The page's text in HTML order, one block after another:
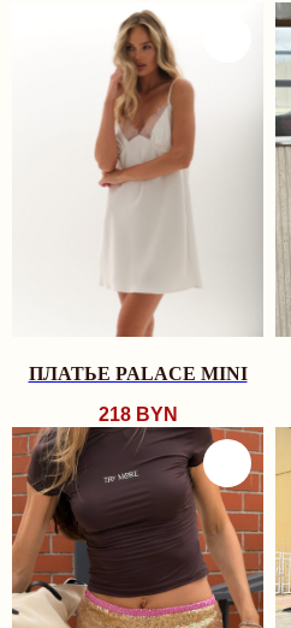
ПЛАТЬЕ PALACE MINI
218 BYN